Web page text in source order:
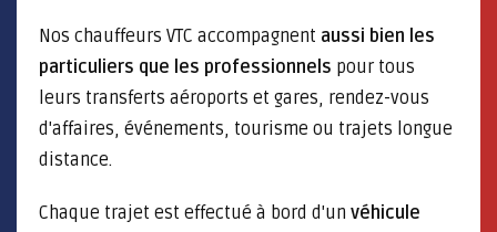
Nos chauffeurs VTC accompagnent aussi bien les
particuliers que les professionnels pour tous
leurs transferts aéroports et gares, rendez-vous
d'affaires, événements, tourisme ou trajets longue
distance.
Chaque trajet est effectué à bord d'un véhicule